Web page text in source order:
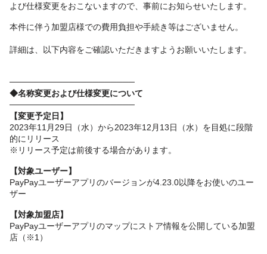
よび仕様変更をおこないますので、事前にお知らせいたします。
本件に伴う加盟店様での費用負担や手続き等はございません。
詳細は、以下内容をご確認いただきますようお願いいたします。
─────────────────────
◆名称変更および仕様変更について
─────────────────────
【変更予定日】
2023年11月29日（水）から2023年12月13日（水）を目処に段階
的にリリース
※リリース予定は前後する場合があります。
【対象ユーザー】
PayPayユーザーアプリのバージョンが4.23.0以降をお使いのユー
ザー
【対象加盟店】
PayPayユーザーアプリのマップにストア情報を公開している加盟
店（※1）